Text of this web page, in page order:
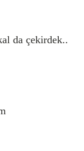
da çekirdek..